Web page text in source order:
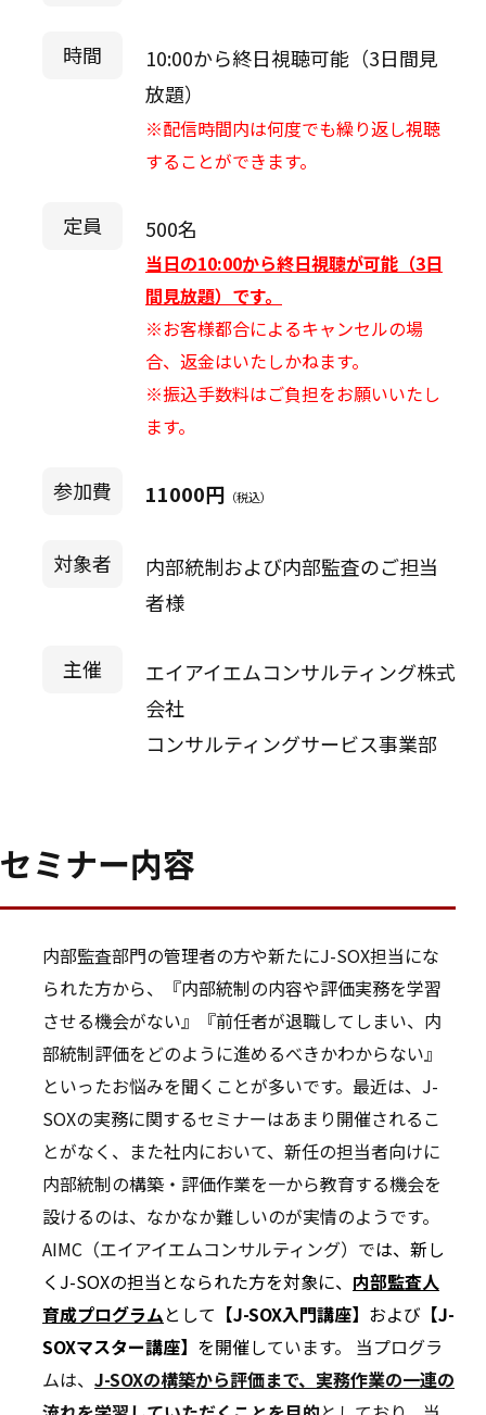
時間
10:00から終日視聴可能（3日間見
放題）
※配信時間内は何度でも繰り返し視聴
することができます。
定員 500名
当日の10:00から終日視聴が可能（3日
間見放題）です。
※お客様都合によるキャンセルの場
合、返金はいたしかねます。
※振込手数料はご負担をお願いいたし
ます。
参加費 11000円 （税込）
対象者
内部統制および内部監査のご担当
者様
主催
エイアイエムコンサルティング株式
会社
コンサルティングサービス事業部
セミナー内容
内部監査部門の管理者の方や新たにJ-SOX担当にな
られた方から、『内部統制の内容や評価実務を学習
させる機会がない』『前任者が退職してしまい、内
部統制評価をどのように進めるべきかわからない』
といったお悩みを聞くことが多いです。最近は、J-
SOXの実務に関するセミナーはあまり開催されるこ
とがなく、また社内において、新任の担当者向けに
内部統制の構築・評価作業を一から教育する機会を
設けるのは、なかなか難しいのが実情のようです。
AIMC（エイアイエムコンサルティング）では、新し
くJ-SOXの担当となられた方を対象に、 内部監査人
育成プログラムとして 【J-SOX入門講座】 および 【J-
SOXマスター講座】 を開催しています。 当プログラ
ムは、 J-SOXの構築から評価まで、実務作業の一連の